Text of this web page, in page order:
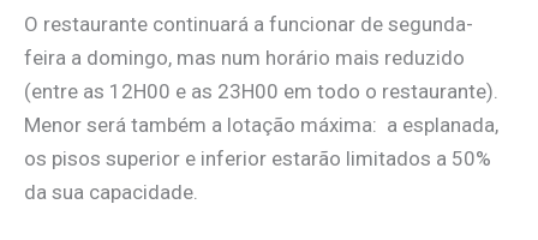
O restaurante continuará a funcionar de segunda-
feira a domingo, mas num horário mais reduzido
(entre as 12H00 e as 23H00 em todo o restaurante).
Menor será também a lotação máxima: a esplanada,
os pisos superior e inferior estarão limitados a 50%
da sua capacidade.